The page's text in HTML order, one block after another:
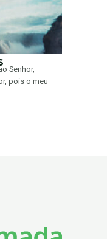
Senhor,
pois o meu